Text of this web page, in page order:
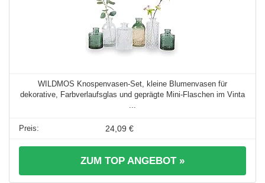
WILDMOS Knospenvasen-Set, kleine Blumenvasen für
dekorative, Farbverlaufsglas und geprägte Mini-Flaschen im Vinta
...
24,09 €
ZUM TOP ANGEBOT »